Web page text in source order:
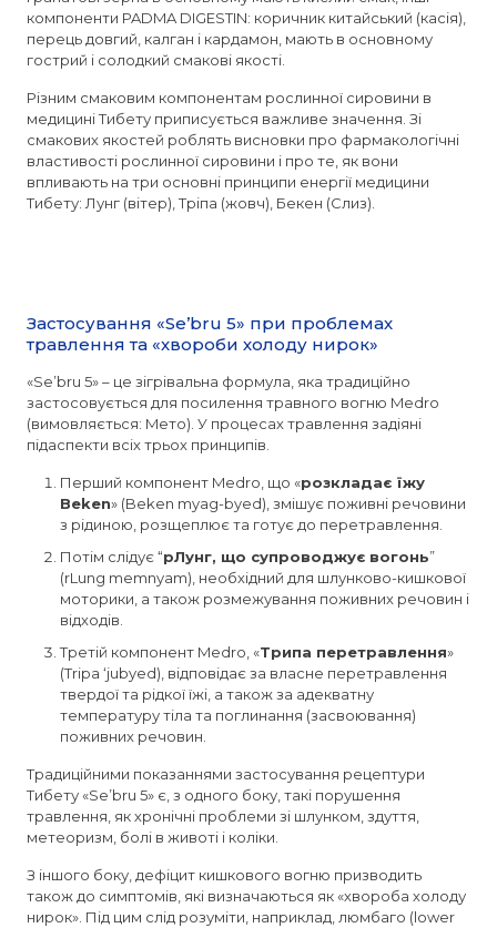
компоненти PADMA DIGESTIN: коричник китайський (касія),
перець довгий, калган і кардамон, мають в основному
гострий і солодкий смакові якості.
Різним смаковим компонентам рослинної сировини в
медицині Тибету приписується важливе значення. Зі
смакових якостей роблять висновки про фармакологічні
властивості рослинної сировини і про те, як вони
впливають на три основні принципи енергії медицини
Тибету: Лунг (вітер), Тріпа (жовч), Бекен (Слиз).
Застосування «Se’bru 5» при проблемах
травлення та «хвороби холоду нирок»
«Se’bru 5» – це зігрівальна формула, яка традиційно
застосовується для посилення травного вогню Medro
(вимовляється: Mето). У процесах травлення задіяні
підаспекти всіх трьох принципів.
Перший компонент Medro, що «розкладає їжу
Beken» (Beken myag-byed), змішує поживні речовини
з рідиною, розщеплює та готує до перетравлення.
Потім слідує “рЛунг, що супроводжує вогонь”
(rLung memnyam), необхідний для шлунково-кишкової
моторики, а також розмежування поживних речовин і
відходів.
Третій компонент Medro, «Трипа перетравлення»
(Tripa ‘jubyed), відповідає за власне перетравлення
твердої та рідкої їжі, а також за адекватну
температуру тіла та поглинання (засвоювання)
поживних речовин.
Традиційними показаннями застосування рецептури
Тибету «Se’bru 5» є, з одного боку, такі порушення
травлення, як хронічні проблеми зі шлунком, здуття,
метеоризм, болі в животі і коліки.
З іншого боку, дефіцит кишкового вогню призводить
також до симптомів, які визначаються як «хвороба холоду
нирок». Під цим слід розуміти, наприклад, люмбаго (lower